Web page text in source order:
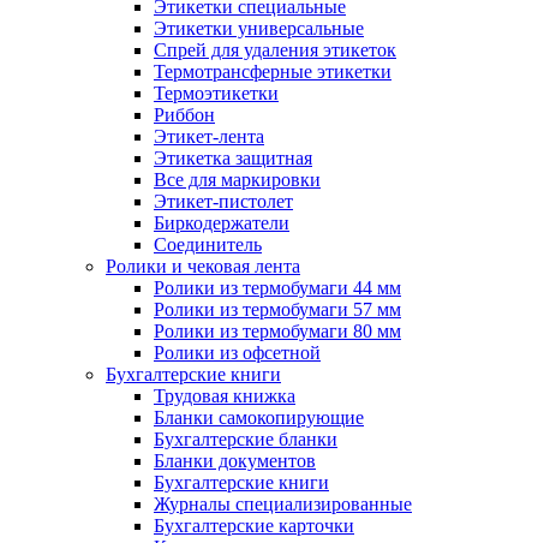
Этикетки специальные
Этикетки универсальные
Спрей для удаления этикеток
Термотрансферные этикетки
Термоэтикетки
Риббон
Этикет-лента
Этикетка защитная
Все для маркировки
Этикет-пистолет
Биркодержатели
Соединитель
Ролики и чековая лента
Ролики из термобумаги 44 мм
Ролики из термобумаги 57 мм
Ролики из термобумаги 80 мм
Ролики из офсетной
Бухгалтерские книги
Трудовая книжка
Бланки самокопирующие
Бухгалтерские бланки
Бланки документов
Бухгалтерские книги
Журналы специализированные
Бухгалтерские карточки